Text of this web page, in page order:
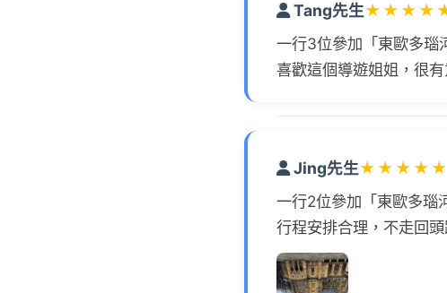
Tang先生★ ★ ★ ★
一行3位參加「東歐多瑙
喜歡這個導遊姐姐，很
Jing先生★ ★ ★ ★ ★
一行2位參加「東歐多瑙
行程安排合理，不走回